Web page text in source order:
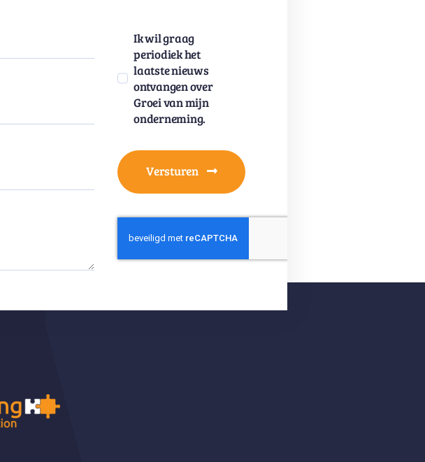
Ik wil graag
periodiek het
laatste nieuws
ontvangen over
Groei van mijn
onderneming.
Versturen